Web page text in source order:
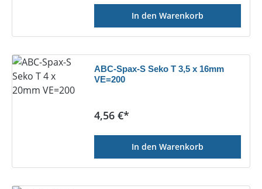
In den Warenkorb
ABC-Spax-S Seko T 3,5 x 16mm
VE=200
Regulärer Preis:
4,56 €*
In den Warenkorb